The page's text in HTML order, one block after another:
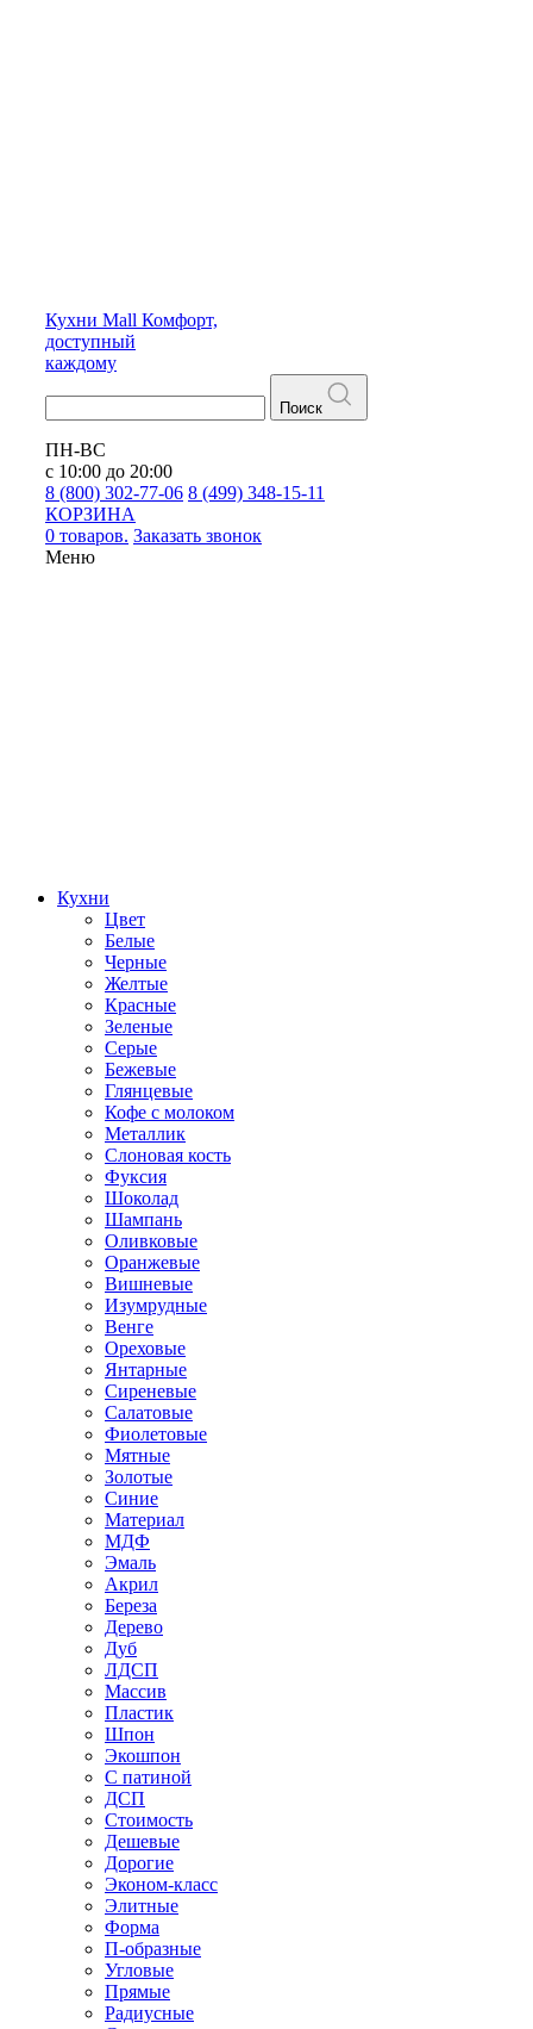
Кухни Mall Комфорт,
доступный
каждому
Поиск
ПН-ВС
с 10:00 до 20:00
8 (800) 302-77-06 8 (499) 348-15-11
КОРЗИНА
0 товаров. Заказать звонок
Меню
Кухни
Цвет
Белые
Черные
Желтые
Красные
Зеленые
Серые
Бежевые
Глянцевые
Кофе с молоком
Металлик
Слоновая кость
Фуксия
Шоколад
Шампань
Оливковые
Оранжевые
Вишневые
Изумрудные
Венге
Ореховые
Янтарные
Сиреневые
Салатовые
Фиолетовые
Мятные
Золотые
Синие
Материал
МДФ
Эмаль
Акрил
Береза
Дерево
Дуб
ЛДСП
Массив
Пластик
Шпон
Экошпон
С патиной
ДСП
Стоимость
Дешевые
Дорогие
Эконом-класс
Элитные
Форма
П-образные
Угловые
Прямые
Радиусные